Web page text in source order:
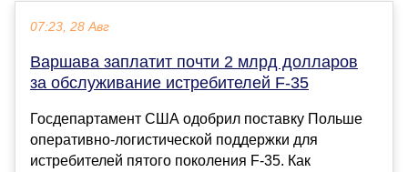
07:23, 28 Авг
Варшава заплатит почти 2 млрд долларов
за обслуживание истребителей F-35
Госдепартамент США одобрил поставку Польше
оперативно-логистической поддержки для
истребителей пятого поколения F-35. Как